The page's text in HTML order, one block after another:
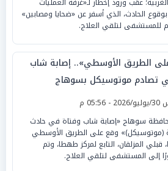
بوقوع الحادث، الذي أسفر عن «ضحايا ومصابين»
للمستشفى لتلقي العلاج.
الطريق الأوسطي».. إصابة شاب
تصادم موتوسيكل بسوهاج
م
سوهاج «إصابة شاب وفتاة في حادث
(موتوسيكل)» وقع على الطريق الأوسطي
قبلي المزلقان، التابع لمركز طهطا، وتم
إلى المستشفى لتلقي العلاج.